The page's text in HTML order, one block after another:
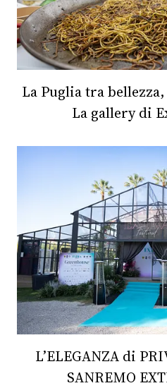
La Puglia tra
La gallery di
L’ELEGANZA di
SANREMO